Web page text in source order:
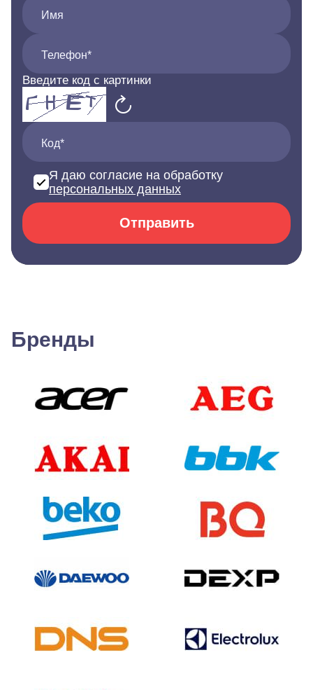
Имя
Телефон*
Введите код с картинки
Код*
Я даю согласие на обработку
персональных данных
Отправить
Бренды